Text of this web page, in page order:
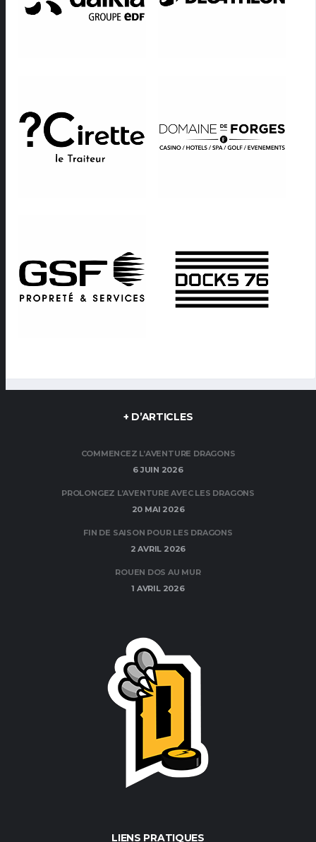
+ D’ARTICLES
COMMENCEZ L’AVENTURE DRAGONS
6 JUIN 2026
PROLONGEZ L’AVENTURE AVEC LES DRAGONS
20 MAI 2026
FIN DE SAISON POUR LES DRAGONS
2 AVRIL 2026
ROUEN DOS AU MUR
1 AVRIL 2026
LIENS PRATIQUES